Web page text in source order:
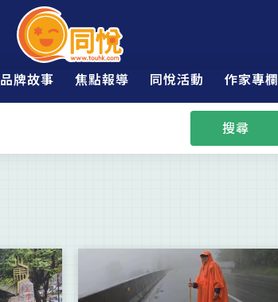
品牌故事 焦點報導 同悅活動 作家專欄
搜尋